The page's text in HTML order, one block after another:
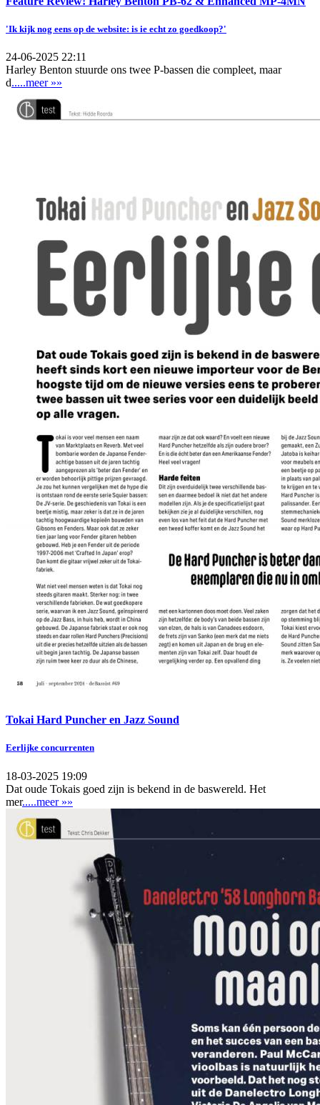
'Ik kijk nog eens op de website: is ie echt zo goedkoop?'
24-06-2025 22:11
Harley Benton stuurde ons twee P-bassen die compleet, maar
d.....meer »»
Tokai Hard Puncher en Jazz Sound
Eerlijke concurrenten
18-03-2025 19:09
Dat oude Tokais goed zijn is bekend in de baswereld. Het
mer.....meer »»